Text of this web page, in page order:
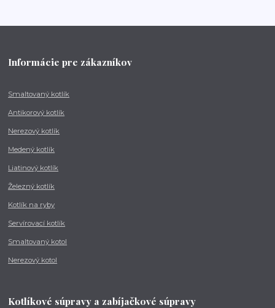
Informácie pre zákazníkov
Smaltovaný kotlík
Antikorový kotlík
Nerezový kotlík
Medený kotlík
Liatinový kotlík
Železný kotlík
Kotlík na ryby
Servírovací kotlík
Smaltovaný kotol
Nerezový kotol
Kotlíkové súpravy a zabíjačkové súpravy